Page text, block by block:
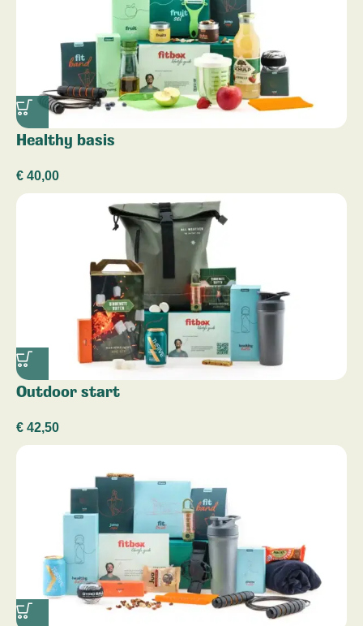
Healthy basis
€ 40,00
Outdoor start
€ 42,50